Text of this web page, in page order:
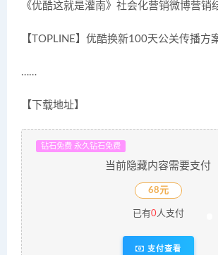
《优酷这就是灌南》社会化营销微博营销
【TOPLINE】优酷换新100天公关传播方
……
【下载地址】
钻石免费 永久钻石免费
当前隐藏内容需要支付
68元
已有0人支付
支付查看